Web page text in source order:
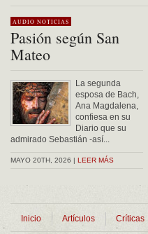
AUDIO NOTICIAS
Pasión según San
Mateo
La segunda
esposa de Bach,
Ana Magdalena,
confiesa en su
Diario que su
admirado Sebastián -así...
MAYO 20TH, 2026 | LEER MÁS
Inicio Artículos Críticas